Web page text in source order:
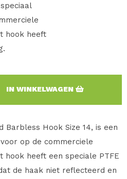
hook heeft
IN WINKELWAGEN
Barbless Hook Size 14, is een
op de commerciele
hook heeft een speciale PTFE
de haak niet reflecteerd en